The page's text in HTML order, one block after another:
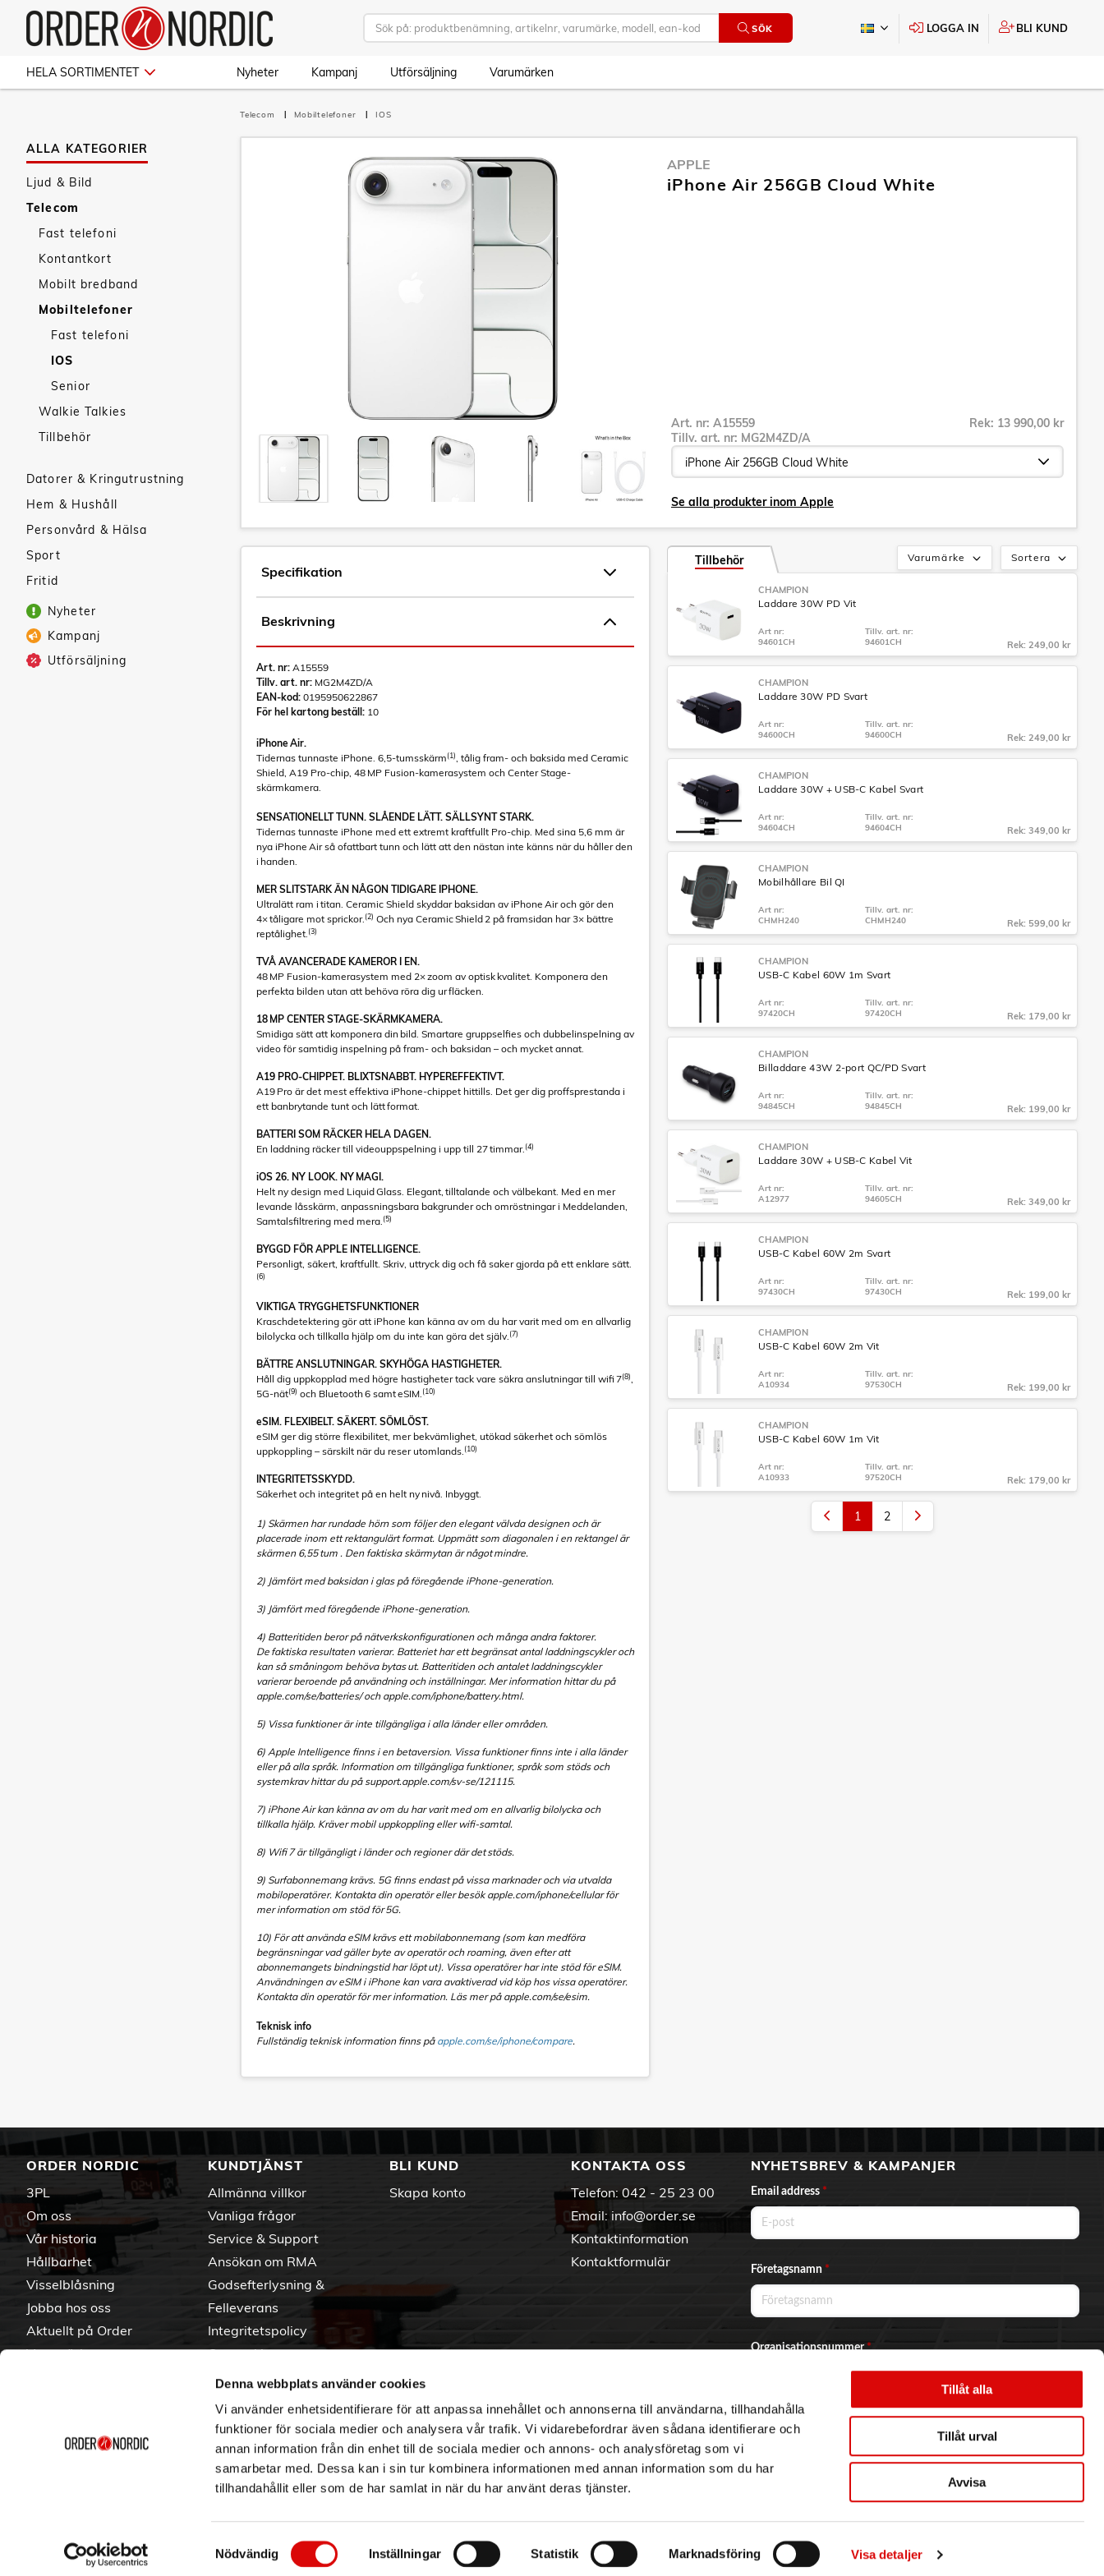
Denna webbplats använder cookies
Vi använder enhetsidentifierare för att anpassa innehållet och annonserna till användarna, tillhandahålla
funktioner för sociala medier och analysera vår trafik. Vi vidarebefordrar även sådana identifierare och
annan information från din enhet till de sociala medier och annons- och analysföretag som vi
samarbetar med. Dessa kan i sin tur kombinera informationen med annan information som du har
tillhandahållit eller som de har samlat in när du har använt deras tjänster.
Samtyckesval
Nödvändig Inställningar Statistik Marknadsföring Visa detaljer
Tillåt alla
Tillåt urval
Avvisa
SÖK LOGGA IN BLI KUND
HELA SORTIMENTET Nyheter Kampanj Utförsäljning Varumärken
ALLA KATEGORIER
Ljud & Bild
Telecom
Fast telefoni
Kontantkort
Mobilt bredband
Mobiltelefoner
Fast telefoni
IOS
Senior
Walkie Talkies
Tillbehör
Datorer & Kringutrustning
Hem & Hushåll
Personvård & Hälsa
Sport
Fritid
Nyheter
Kampanj
Utförsäljning
Telecom Mobiltelefoner IOS
APPLE
iPhone Air 256GB Cloud White
Art. nr: A15559
Tillv. art. nr: MG2M4ZD/A
Rek: 13 990,00 kr
Se alla produkter inom Apple
Specifikation
Beskrivning
Art. nr: A15559
Tillv. art. nr: MG2M4ZD/A
EAN-kod: 0195950622867
För hel kartong beställ: 10
iPhone Air.
Tidernas tunnaste iPhone. 6,5-tumsskärm(1), tålig fram- och baksida med Ceramic
Shield, A19 Pro-chip, 48 MP Fusion-kamerasystem och Center Stage-
skärmkamera.
SENSATIONELLT TUNN. SLÅENDE LÄTT. SÄLLSYNT STARK.
Tidernas tunnaste iPhone med ett extremt kraftfullt Pro-chip. Med sina 5,6 mm är
nya iPhone Air så ofattbart tunn och lätt att den nästan inte känns när du håller den
i handen.
MER SLITSTARK ÄN NÅGON TIDIGARE IPHONE.
Ultralätt ram i titan. Ceramic Shield skyddar baksidan av iPhone Air och gör den
4× tåligare mot sprickor.(2) Och nya Ceramic Shield 2 på framsidan har 3× bättre
reptålighet.(3)
TVÅ AVANCERADE KAMEROR I EN.
48 MP Fusion-kamerasystem med 2× zoom av optisk kvalitet. Komponera den
perfekta bilden utan att behöva röra dig ur fläcken.
18 MP CENTER STAGE-SKÄRMKAMERA.
Smidiga sätt att komponera din bild. Smartare gruppselfies och dubbelinspelning av
video för samtidig inspelning på fram- och baksidan – och mycket annat.
A19 PRO-CHIPPET. BLIXTSNABBT. HYPEREFFEKTIVT.
A19 Pro är det mest effektiva iPhone-chippet hittills. Det ger dig proffsprestanda i
ett banbrytande tunt och lätt format.
BATTERI SOM RÄCKER HELA DAGEN.
En laddning räcker till videouppspelning i upp till 27 timmar.(4)
iOS 26. NY LOOK. NY MAGI.
Helt ny design med Liquid Glass. Elegant, tilltalande och välbekant. Med en mer
levande låsskärm, anpassningsbara bakgrunder och omröstningar i Meddelanden,
Samtalsfiltrering med mera.(5)
BYGGD FÖR APPLE INTELLIGENCE.
Personligt, säkert, kraftfullt. Skriv, uttryck dig och få saker gjorda på ett enklare sätt.
(6)
VIKTIGA TRYGGHETSFUNKTIONER
Kraschdetektering gör att iPhone kan känna av om du har varit med om en allvarlig
bilolycka och tillkalla hjälp om du inte kan göra det själv.(7)
BÄTTRE ANSLUTNINGAR. SKYHÖGA HASTIGHETER.
Håll dig uppkopplad med högre hastigheter tack vare säkra anslutningar till wifi 7(8),
5G-nät(9) och Bluetooth 6 samt eSIM.(10)
eSIM. FLEXIBELT. SÄKERT. SÖMLÖST.
eSIM ger dig större flexibilitet, mer bekvämlighet, utökad säkerhet och sömlös
uppkoppling – särskilt när du reser utomlands.(10)
INTEGRITETSSKYDD.
Säkerhet och integritet på en helt ny nivå. Inbyggt.
1) Skärmen har rundade hörn som följer den elegant välvda designen och är
placerade inom ett rektangulärt format. Uppmätt som diagonalen i en rektangel är
skärmen 6,55 tum . Den faktiska skärmytan är något mindre.
2) Jämfört med baksidan i glas på föregående iPhone-generation.
3) Jämfört med föregående iPhone-generation.
4) Batteritiden beror på nätverkskonfigurationen och många andra faktorer.
De faktiska resultaten varierar. Batteriet har ett begränsat antal laddningscykler och
kan så småningom behöva bytas ut. Batteritiden och antalet laddningscykler
varierar beroende på användning och inställningar. Mer information hittar du på
apple.com/se/batteries/ och apple.com/iphone/battery.html.
5) Vissa funktioner är inte tillgängliga i alla länder eller områden.
6) Apple Intelligence finns i en betaversion. Vissa funktioner finns inte i alla länder
eller på alla språk. Information om tillgängliga funktioner, språk som stöds och
systemkrav hittar du på support.apple.com/sv-se/121115.
7) iPhone Air kan känna av om du har varit med om en allvarlig bilolycka och
tillkalla hjälp. Kräver mobil uppkoppling eller wifi-samtal.
8) Wifi 7 är tillgängligt i länder och regioner där det stöds.
9) Surfabonnemang krävs. 5G finns endast på vissa marknader och via utvalda
mobiloperatörer. Kontakta din operatör eller besök apple.com/iphone/cellular för
mer information om stöd för 5G.
10) För att använda eSIM krävs ett mobilabonnemang (som kan medföra
begränsningar vad gäller byte av operatör och roaming, även efter att
abonnemangets bindningstid har löpt ut). Vissa operatörer har inte stöd för eSIM.
Användningen av eSIM i iPhone kan vara avaktiverad vid köp hos vissa operatörer.
Kontakta din operatör för mer information. Läs mer på apple.com/se/esim.
Teknisk info
Fullständig teknisk information finns på apple.com/se/iphone/compare.
Sortera
Varumärke
Tillbehör
CHAMPION
Laddare 30W PD Vit
Art nr:
94601CH
Tillv. art. nr:
94601CH
Rek: 249,00 kr
CHAMPION
Laddare 30W PD Svart
Art nr:
94600CH
Tillv. art. nr:
94600CH
Rek: 249,00 kr
CHAMPION
Laddare 30W + USB-C Kabel Svart
Art nr:
94604CH
Tillv. art. nr:
94604CH
Rek: 349,00 kr
CHAMPION
Mobilhållare Bil QI
Art nr:
CHMH240
Tillv. art. nr:
CHMH240
Rek: 599,00 kr
CHAMPION
USB-C Kabel 60W 1m Svart
Art nr:
97420CH
Tillv. art. nr:
97420CH
Rek: 179,00 kr
CHAMPION
Billaddare 43W 2-port QC/PD Svart
Art nr:
94845CH
Tillv. art. nr:
94845CH
Rek: 199,00 kr
CHAMPION
Laddare 30W + USB-C Kabel Vit
Art nr:
A12977
Tillv. art. nr:
94605CH
Rek: 349,00 kr
CHAMPION
USB-C Kabel 60W 2m Svart
Art nr:
97430CH
Tillv. art. nr:
97430CH
Rek: 199,00 kr
CHAMPION
USB-C Kabel 60W 2m Vit
Art nr:
A10934
Tillv. art. nr:
97530CH
Rek: 199,00 kr
CHAMPION
USB-C Kabel 60W 1m Vit
Art nr:
A10933
Tillv. art. nr:
97520CH
Rek: 179,00 kr
1 2
ORDER NORDIC
3PL
Om oss
Vår historia
Hållbarhet
Visselblåsning
Jobba hos oss
Aktuellt på Order
Varumärken
KUNDTJÄNST
Allmänna villkor
Vanliga frågor
Service & Support
Ansökan om RMA
Godsefterlysning &
Felleverans
Integritetspolicy
Om cookies
BLI KUND
Skapa konto
KONTAKTA OSS
Telefon: 042 - 25 23 00
Email: info@order.se
Kontaktinformation
Kontaktformulär
NYHETSBREV & KAMPANJER
Email address *
Företagsnamn *
Organisationsnummer*
Ja, jag vill prenumerera på nyhetsbrevet.
Copyright © 2026 Order Nordic